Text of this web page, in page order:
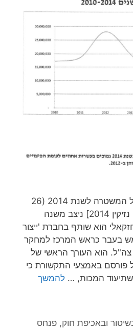
[להורדת דוח הנזיקין של המשטרה לשנת 2014 (26
עמ') לחץ כאן: משטרה נזיקין 2014] ניצב משנה
הוא שותף בחברת 'ייצור
בעבר כראש המרכז למחקר
צה"ל. הוא העורך הראשי של
באמצעי התקשורת כי
המכות, … להמשך
ובאכיפת חוק,פנחס